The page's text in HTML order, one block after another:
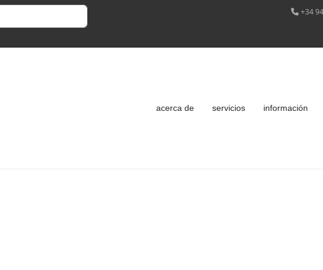
+34
acerca de servicios información